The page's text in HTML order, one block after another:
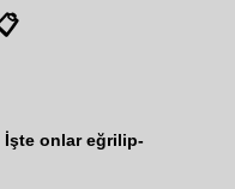
onlar eğrilip-